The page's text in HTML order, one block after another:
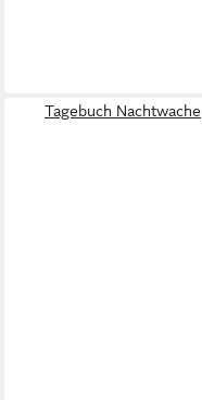
Tagebuch Nachtwache